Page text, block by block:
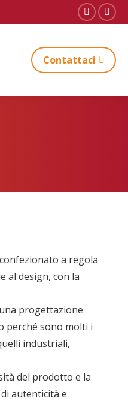
opens
in
new
in
new
Contattaci
a regola
al design, con la
progettazione
perché sono molti i
industriali,
del prodotto e la
autenticità e